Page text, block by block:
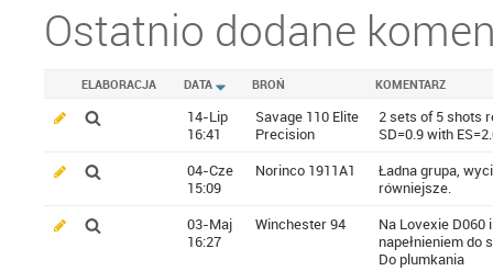
Ostatnio dodane
ELABORACJA DATA BROŃ KOMENTARZ
14-Lip
16:41
Savage 110 Elite
Precision
2 sets of 5 shots
SD=0.9 with
04-Cze
15:09
Norinco 1911A1
Ładna grupa,
równiejsze.
03-Maj
16:27
Winchester 94
Na Lovexie D060
napełnieniem do
Do plumkania